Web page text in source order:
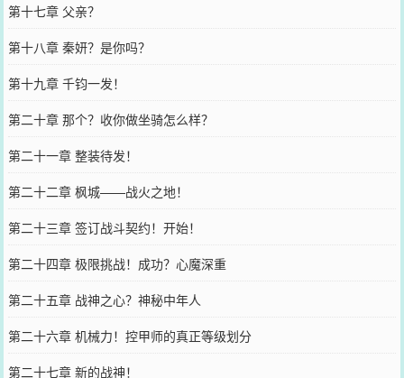
第十七章 父亲？
第十八章 秦妍？是你吗？
第十九章 千钧一发！
第二十章 那个？收你做坐骑怎么样？
第二十一章 整装待发！
第二十二章 枫城——战火之地！
第二十三章 签订战斗契约！开始！
第二十四章 极限挑战！成功？心魔深重
第二十五章 战神之心？神秘中年人
第二十六章 机械力！控甲师的真正等级划分
第二十七章 新的战神！